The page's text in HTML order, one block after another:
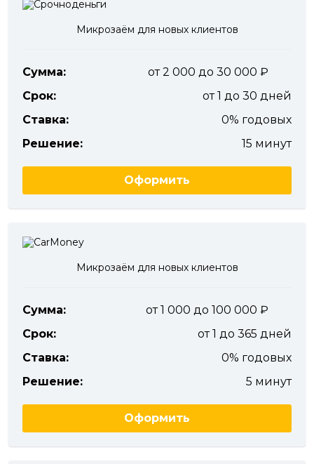
Микрозаём для новых клиентов
Сумма:
от 2 000 до 30 000
Срок:
от 1 до 30 дней
Ставка:
0% годовых
Решение:
15 минут
Оформить
Микрозаём для новых клиентов
Сумма:
от 1 000 до 100 000
Срок:
от 1 до 365 дней
Ставка:
0% годовых
Решение:
5 минут
Оформить